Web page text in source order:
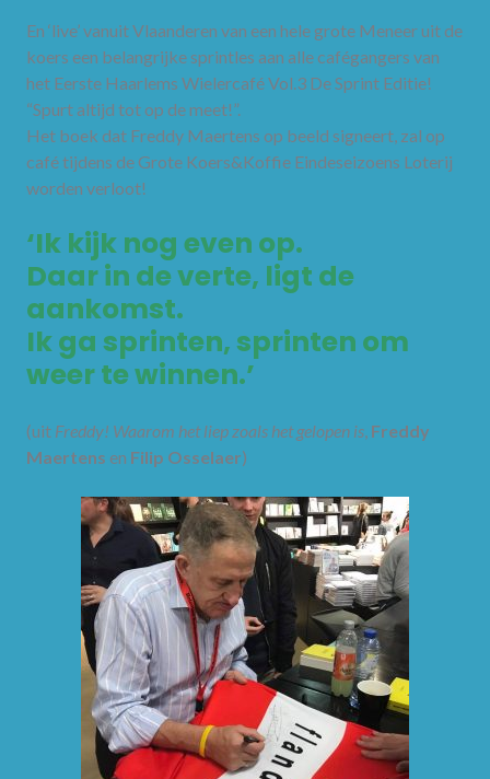
En ‘live’ vanuit Vlaanderen van een hele grote Meneer uit de
koers een belangrijke sprintles aan alle cafégangers van
het Eerste Haarlems Wielercafé Vol.3 De Sprint Editie!
“Spurt altijd tot op de meet!”.
Het boek dat Freddy Maertens op beeld signeert, zal op
café tijdens de Grote Koers&Koffie Eindeseizoens Loterij
worden verloot!
‘Ik kijk nog even op.
Daar in de verte, ligt de
aankomst.
Ik ga sprinten, sprinten om
weer te winnen.’
(uit Freddy! Waarom het liep zoals het gelopen is Freddy
Maertens en Filip Osselaer)